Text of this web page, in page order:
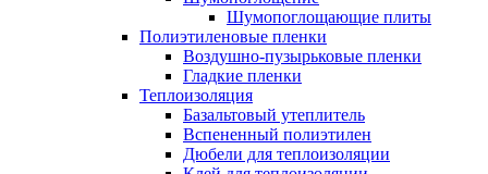
Шумопоглощающие плиты
Полиэтиленовые пленки
Воздушно-пузырьковые пленки
Гладкие пленки
Теплоизоляция
Базальтовый утеплитель
Вспененный полиэтилен
Дюбели для теплоизоляции